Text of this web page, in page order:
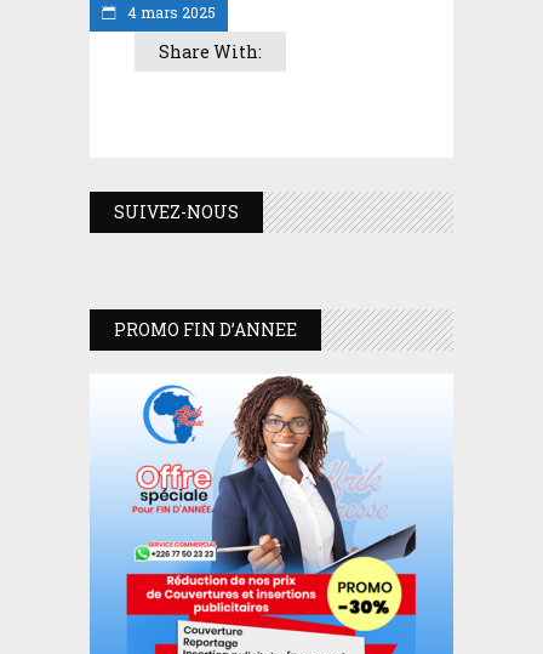
4 mars 2025
Share With:
SUIVEZ-NOUS
PROMO FIN D’ANNEE